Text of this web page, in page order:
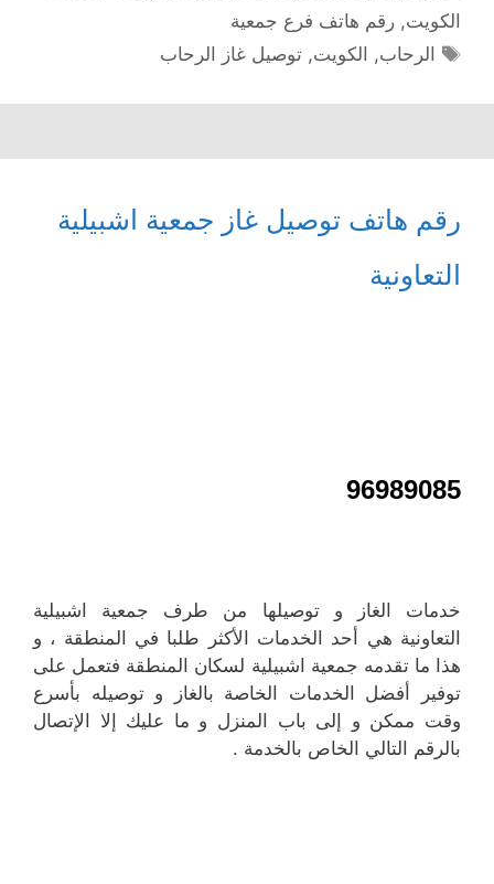
الكويت, رقم هاتف فرع جمعية
الوسوم
الرحاب, الكويت,توصيل غاز الرحاب
رقم هاتف توصيل غاز جمعية اشبيلية
التعاونية
96989085
خدمات الغاز و توصيلها من طرف جمعية اشبيلية
التعاونية هي أحد الخدمات الأكثر طلبا في المنطقة ، و
هذا ما تقدمه جمعية اشبيلية لسكان المنطقة فتعمل على
توفير أفضل الخدمات الخاصة بالغاز و توصيله بأسرع
وقت ممكن و إلى باب المنزل و ما عليك إلا الإتصال
بالرقم التالي الخاص بالخدمة .